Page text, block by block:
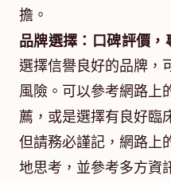
擔。
品牌選擇：口碑評價，
選擇信譽良好的品牌，
風險。可以參考網路上
薦，或是選擇有良好臨
但請務必謹記，網路上
地思考，並參考多方資